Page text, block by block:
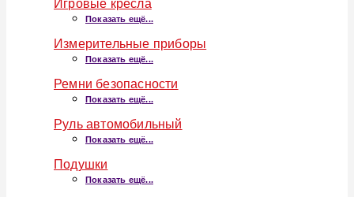
Игровые кресла
Показать ещё...
Измерительные приборы
Показать ещё...
Ремни безопасности
Показать ещё...
Руль автомобильный
Показать ещё...
Подушки
Показать ещё...